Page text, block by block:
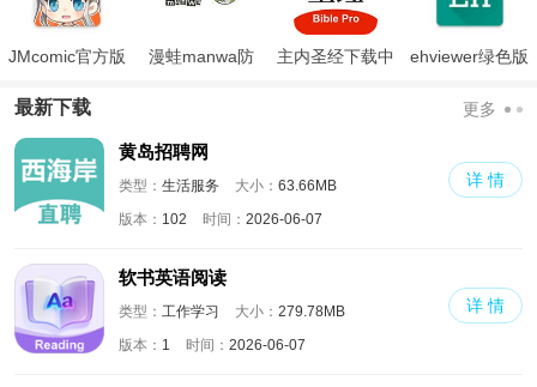
JMcomic官方版
漫蛙manwa防
主内圣经下载中
ehviewer绿色版
最新下载 更多
黄岛招聘网
类型： 生活服务 大小： 63.66MB
版本： 102 时间： 2026-06-07
详 情
软书英语阅读
类型： 工作学习 大小： 279.78MB
版本： 1 时间： 2026-06-07
详 情